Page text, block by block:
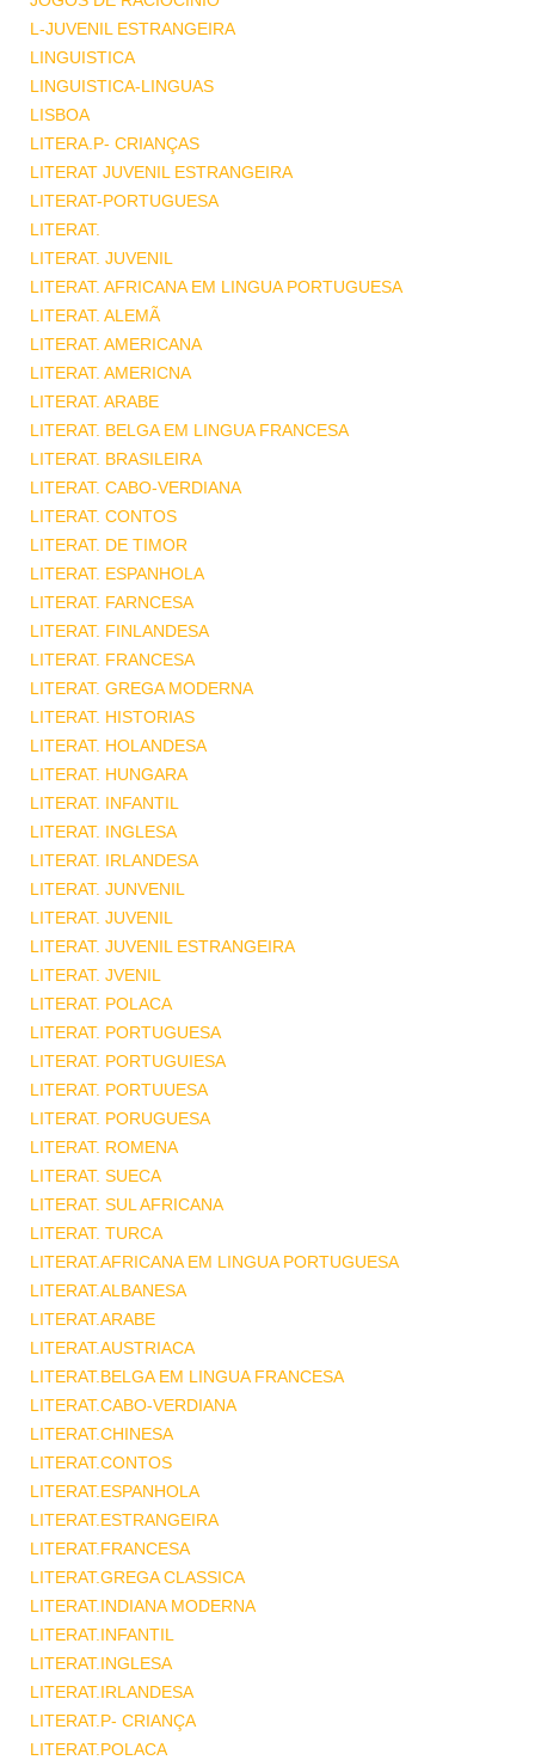
L-JUVENIL ESTRANGEIRA
LINGUISTICA
LINGUISTICA-LINGUAS
LISBOA
LITERA.P- CRIANÇAS
LITERAT JUVENIL ESTRANGEIRA
LITERAT-PORTUGUESA
LITERAT.
LITERAT. JUVENIL
LITERAT. AFRICANA EM LINGUA PORTUGUESA
LITERAT. ALEMÃ
LITERAT. AMERICANA
LITERAT. AMERICNA
LITERAT. ARABE
LITERAT. BELGA EM LINGUA FRANCESA
LITERAT. BRASILEIRA
LITERAT. CABO-VERDIANA
LITERAT. CONTOS
LITERAT. DE TIMOR
LITERAT. ESPANHOLA
LITERAT. FARNCESA
LITERAT. FINLANDESA
LITERAT. FRANCESA
LITERAT. GREGA MODERNA
LITERAT. HISTORIAS
LITERAT. HOLANDESA
LITERAT. HUNGARA
LITERAT. INFANTIL
LITERAT. INGLESA
LITERAT. IRLANDESA
LITERAT. JUNVENIL
LITERAT. JUVENIL
LITERAT. JUVENIL ESTRANGEIRA
LITERAT. JVENIL
LITERAT. POLACA
LITERAT. PORTUGUESA
LITERAT. PORTUGUIESA
LITERAT. PORTUUESA
LITERAT. PORUGUESA
LITERAT. ROMENA
LITERAT. SUECA
LITERAT. SUL AFRICANA
LITERAT. TURCA
LITERAT.AFRICANA EM LINGUA PORTUGUESA
LITERAT.ALBANESA
LITERAT.ARABE
LITERAT.AUSTRIACA
LITERAT.BELGA EM LINGUA FRANCESA
LITERAT.CABO-VERDIANA
LITERAT.CHINESA
LITERAT.CONTOS
LITERAT.ESPANHOLA
LITERAT.ESTRANGEIRA
LITERAT.FRANCESA
LITERAT.GREGA CLASSICA
LITERAT.INDIANA MODERNA
LITERAT.INFANTIL
LITERAT.INGLESA
LITERAT.IRLANDESA
LITERAT.P- CRIANÇA
LITERAT.POLACA